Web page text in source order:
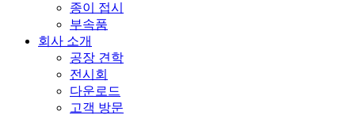
종이 접시
부속품
회사 소개
공장 견학
전시회
다운로드
고객 방문